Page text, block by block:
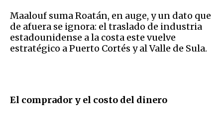
Maalouf suma Roatán, en auge, y un dato que
de afuera se ignora: el traslado de industria
estadounidense a la costa este vuelve
estratégico a Puerto Cortés y al Valle de Sula.
El comprador y el costo del dinero